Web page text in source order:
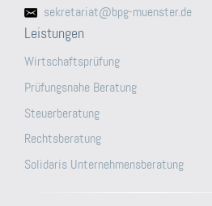
sekretariat@bpg-muenster.de
Leistungen
Wirtschaftsprüfung
Prüfungsnahe Beratung
Steuerberatung
Rechtsberatung
Solidaris Unternehmensberatung